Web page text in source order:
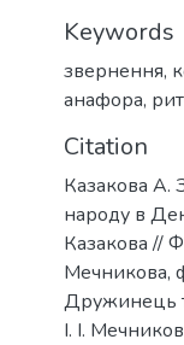
Keywords
звернення,
анафора,
Citation
Казакова А.
народу в
Казакова //
Мечникова,
Дружинець
І. І.